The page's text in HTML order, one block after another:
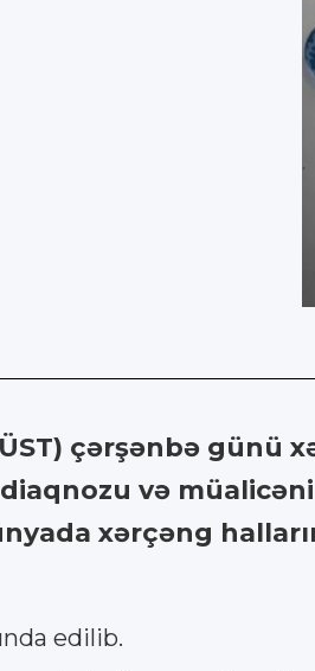
çərşənbə günü
və
xərçəng
edilib.